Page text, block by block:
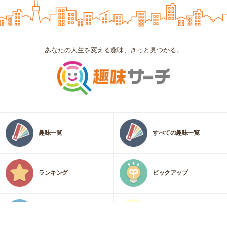
あなたの人生を変える趣味、きっと見つかる。
趣味一覧 すべての趣味一覧
ランキング ピックアップ